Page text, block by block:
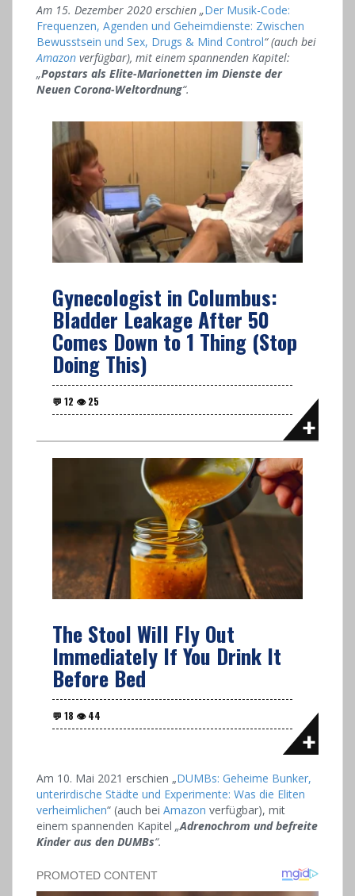
Am 15. Dezember 2020 erschien „Der Musik-Code:
Frequenzen, Agenden und Geheimdienste: Zwischen
Bewusstsein und Sex, Drugs & Mind Control“ (auch bei
Amazon verfügbar), mit einem spannenden Kapitel:
„Popstars als Elite-Marionetten im Dienste der
Neuen Corona-Weltordnung“.
Gynecologist in Columbus:
Bladder Leakage After 50
Comes Down to 1 Thing (Stop
Doing This)
The Stool Will Fly Out
Immediately If You Drink It
Before Bed
Am 10. Mai 2021 erschien „DUMBs: Geheime Bunker,
unterirdische Städte und Experimente: Was die Eliten
verheimlichen“ (auch bei Amazon verfügbar), mit
einem spannenden Kapitel „Adrenochrom und befreite
Kinder aus den DUMBs“.